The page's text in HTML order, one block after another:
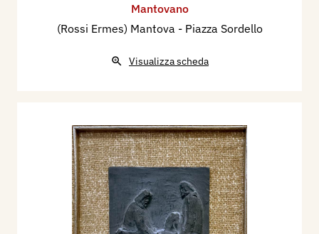
Mantovano
(Rossi Ermes) Mantova - Piazza Sordello
Visualizza scheda